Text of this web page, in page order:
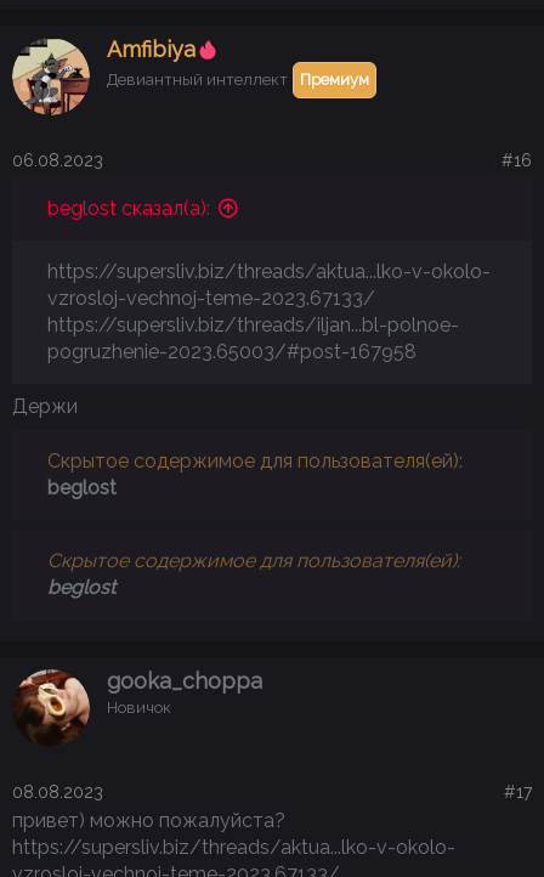
Аmfibiya
Девиантный интеллект Премиум
06.08.2023 #16
beglost сказал(а):
https://supersliv.biz/threads/aktua...lko-v-okolo-
vzrosloj-vechnoj-teme-2023.67133/
https://supersliv.biz/threads/iljan...bl-polnoe-
pogruzhenie-2023.65003/#post-167958
Держи
Скрытое содержимое для пользователя(ей):
beglost
Скрытое содержимое для пользователя(ей):
beglost
gooka_choppa
Новичок
08.08.2023 #17
привет) можно пожалуйста?
https://supersliv.biz/threads/aktua...lko-v-okolo-